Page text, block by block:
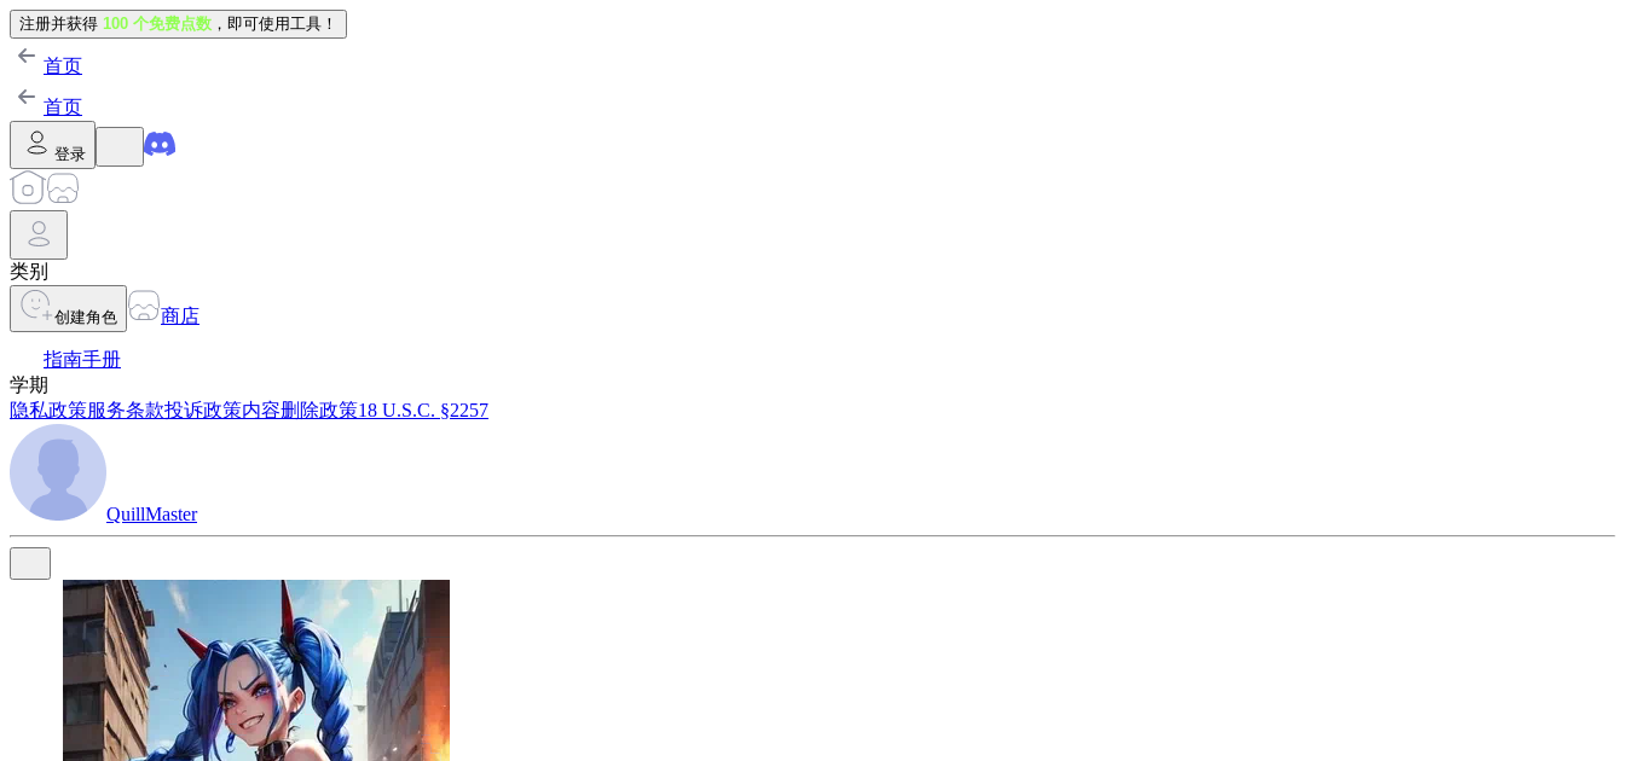
注册并获得 100 个免费点数 ，即可使用工具！
首页
首页
登录
类别
创建角色 商店
指南手册
学期
隐私政策服务条款投诉政策内容删除政策18 U.S.C. §2257
QuillMaster